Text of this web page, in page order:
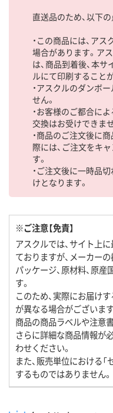
直送品のため、以下
・この商品には、ア
場合があります。ア
は、商品到着後、本
ルにて印刷すること
・アスクルのダンボ
せん。
・お客様のご都合によ
交換はお受けできませ
・商品のご注文後に
際には、ご注文をキ
す。
・ご注文後に一時品
けとなります。
※ご注意【免責】
アスクルでは、サイト上
ておりますが、メーカーの
パッケージ、原材料、原
す。
このため、実際にお届け
が異なる場合がございま
商品の商品ラベルや注意
さらに詳細な商品情報が
わせください。
また、販売単位における
するものではありません